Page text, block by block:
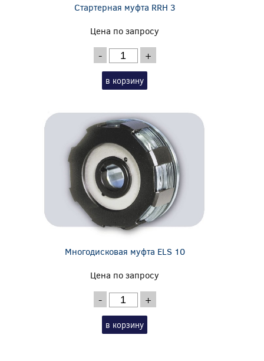
Стартерная муфта RRH 3
Цена по запросу
- +
в корзину
Многодисковая муфта ELS 10
Цена по запросу
- +
в корзину